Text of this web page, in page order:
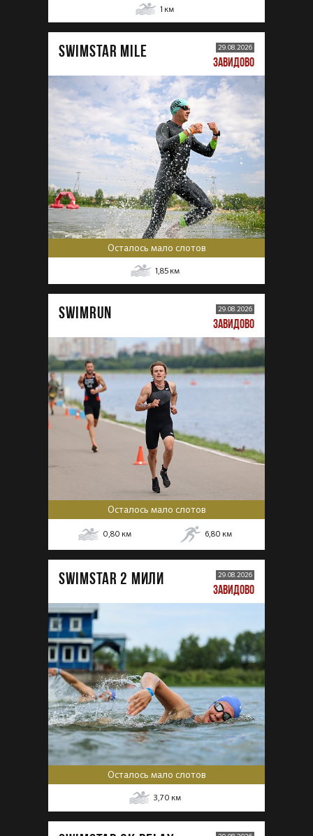
1 км
SWIMSTAR MILE 29.08.2026
ЗАВИДОВО
Осталось мало слотов
1,85 км
SWIMRUN 29.08.2026
ЗАВИДОВО
Осталось мало слотов
0,80 км 6,80 км
SWIMSTAR 2 МИЛИ 29.08.2026
ЗАВИДОВО
Осталось мало слотов
3,70 км